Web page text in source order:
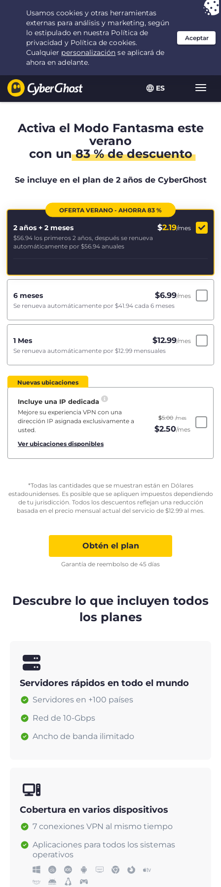
ES
Tu elección: la mejor ofertadurante 2.1666666666667 años por $
2.19
/mes
Activa el Modo Fantasma este
verano
con un83 % de descuento
Se incluye en el plan de 2 años de CyberGhost
OFERTA VERANO - AHORRA 83 %
2 años + 2 meses $2.19/mes
$56.94 los primeros 2 años, después se renueva
automáticamente por $56.94 anuales
6 meses $6.99/mes
Se renueva automáticamente por $41.94 cada 6 meses
1 Mes $12.99/mes
Se renueva automáticamente por $12.99 mensuales
Nuevas ubicaciones
Incluye una IP dedicada
Mejore su experiencia VPN con una
dirección IP asignada exclusivamente a
usted.
Ver ubicaciones disponibles
$5.00 /mes
$2.50/mes
*Todas las cantidades que se muestran están en Dólares
estadounidenses. Es posible que se apliquen impuestos dependiendo
de tu jurisdicción. Todos los descuentos reflejan una reducción
basada en el precio mensual actual del servicio de $12.99al mes.
Obtén el plan
Garantía de reembolso de 45 días
Descubre lo que incluyen todos
los planes
Servidores rápidos en todo el mundo
Servidores en +100 países
Red de 10-Gbps
Ancho de banda ilimitado
Cobertura en varios dispositivos
7 conexiones VPN al mismo tiempo
Aplicaciones para todos los sistemas
operativos